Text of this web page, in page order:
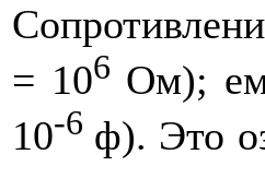
= 106 Ом);
10-6 ф). Это